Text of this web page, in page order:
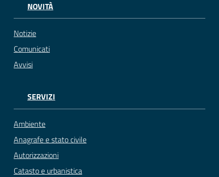
NOVITÀ
Notizie
Comunicati
Avvisi
SERVIZI
Ambiente
Anagrafe e stato civile
Autorizzazioni
Catasto e urbanistica